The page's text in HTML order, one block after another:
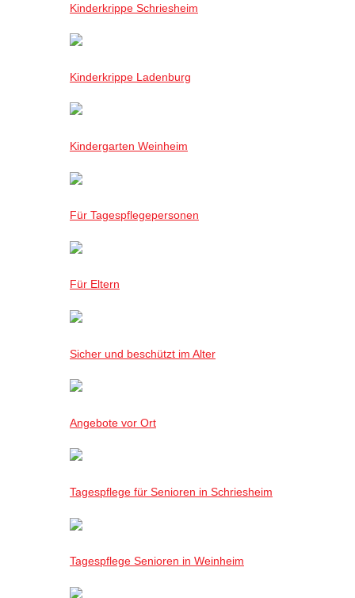
Kinderkrippe Schriesheim
Kinderkrippe Ladenburg
Kindergarten Weinheim
Für Tagespflegepersonen
Für Eltern
Sicher und beschützt im Alter
Angebote vor Ort
Tagespflege für Senioren in Schriesheim
Tagespflege Senioren in Weinheim